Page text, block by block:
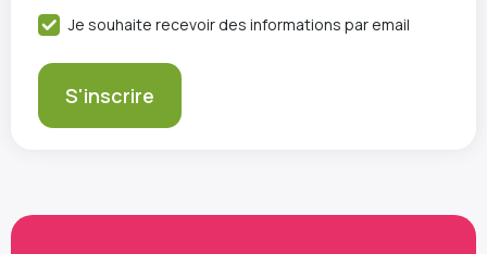
Je souhaite recevoir des informations par email